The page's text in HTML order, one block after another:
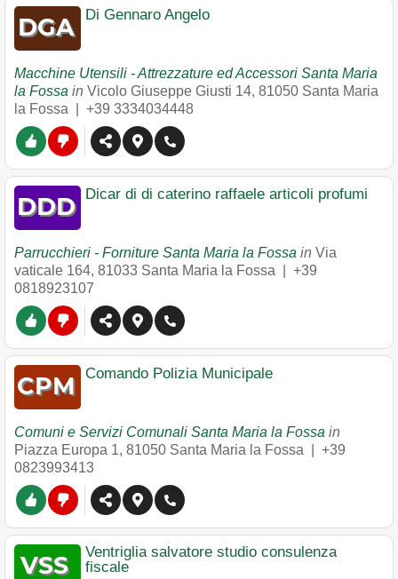
Di Gennaro Angelo
Macchine Utensili - Attrezzature ed Accessori Santa Maria
la Fossa in Vicolo Giuseppe Giusti 14, 81050 Santa Maria
la Fossa
+39 3334034448
Dicar di di caterino raffaele articoli profumi
Parrucchieri - Forniture Santa Maria la Fossa in Via
vaticale 164, 81033 Santa Maria la Fossa
+39
0818923107
Comando Polizia Municipale
Comuni e Servizi Comunali Santa Maria la Fossa in
Piazza Europa 1, 81050 Santa Maria la Fossa
+39
0823993413
Ventriglia salvatore studio consulenza
fiscale